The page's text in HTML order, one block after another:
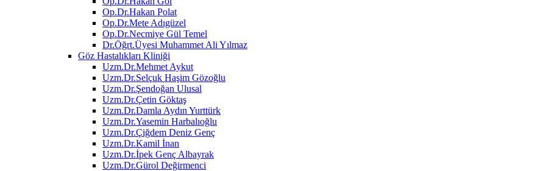
Op.Dr.Hakan Polat
Op.Dr.Mete Adıgüzel
Op.Dr.Necmiye Gül Temel
Dr.Öğrt.Üyesi Muhammet Ali Yılmaz
Göz Hastalıkları Kliniği
Uzm.Dr.Mehmet Aykut
Uzm.Dr.Selçuk Haşim Gözoğlu
Uzm.Dr.Şendoğan Ulusal
Uzm.Dr.Çetin Göktaş
Uzm.Dr.Damla Aydın Yurttürk
Uzm.Dr.Yasemin Harbalıoğlu
Uzm.Dr.Çiğdem Deniz Genç
Uzm.Dr.Kamil İnan
Uzm.Dr.İpek Genç Albayrak
Uzm.Dr.Gürol Değirmenci